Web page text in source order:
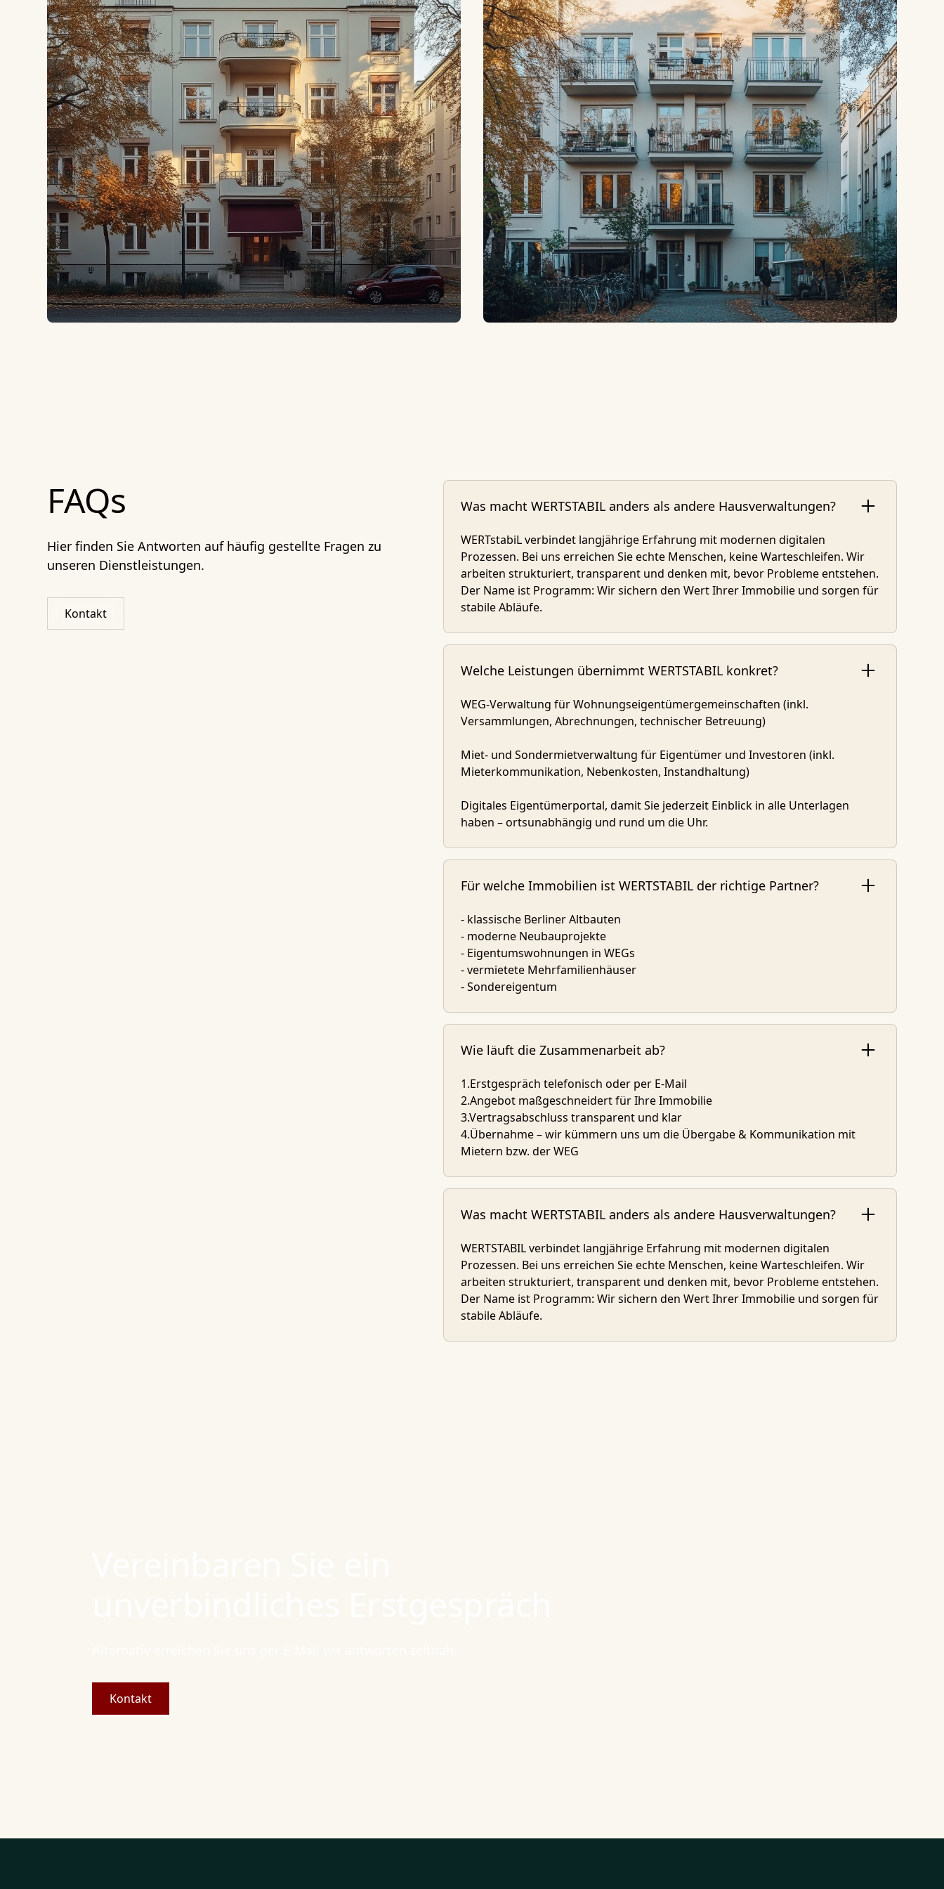
FAQs
Hier finden Sie Antworten auf häufig gestellte Fragen zu
unseren Dienstleistungen.
Kontakt
Was macht WERTSTABIL anders als andere Hausverwaltungen?
WERTstabiL verbindet langjährige Erfahrung mit modernen digitalen
Prozessen. Bei uns erreichen Sie echte Menschen, keine Warteschleifen. Wir
arbeiten strukturiert, transparent und denken mit, bevor Probleme entstehen.
Der Name ist Programm: Wir sichern den Wert Ihrer Immobilie und sorgen für
stabile Abläufe.
Welche Leistungen übernimmt WERTSTABIL konkret?
WEG-Verwaltung für Wohnungseigentümergemeinschaften (inkl.
Versammlungen, Abrechnungen, technischer Betreuung)
Miet- und Sondermietverwaltung für Eigentümer und Investoren (inkl.
Mieterkommunikation, Nebenkosten, Instandhaltung)
Digitales Eigentümerportal, damit Sie jederzeit Einblick in alle Unterlagen
haben – ortsunabhängig und rund um die Uhr.
Für welche Immobilien ist WERTSTABIL der richtige Partner?
- klassische Berliner Altbauten
- moderne Neubauprojekte
- Eigentumswohnungen in WEGs
- vermietete Mehrfamilienhäuser
- Sondereigentum
Wie läuft die Zusammenarbeit ab?
1.Erstgespräch telefonisch oder per E-Mail
2.Angebot maßgeschneidert für Ihre Immobilie
3.Vertragsabschluss transparent und klar
4.Übernahme – wir kümmern uns um die Übergabe & Kommunikation mit
Mietern bzw. der WEG
Was macht WERTSTABIL anders als andere Hausverwaltungen?
WERTSTABIL verbindet langjährige Erfahrung mit modernen digitalen
Prozessen. Bei uns erreichen Sie echte Menschen, keine Warteschleifen. Wir
arbeiten strukturiert, transparent und denken mit, bevor Probleme entstehen.
Der Name ist Programm: Wir sichern den Wert Ihrer Immobilie und sorgen für
stabile Abläufe.
Kontakt